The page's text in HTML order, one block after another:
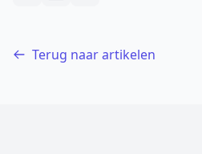
Terug naar artikelen